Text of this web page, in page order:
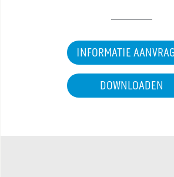
INFORMATIE
DOWNLOADEN